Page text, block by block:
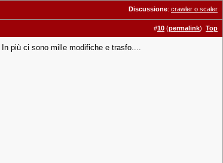
Discussione: crawler o scaler
#10 (permalink) Top
più ci sono mille modifiche e trasfo....